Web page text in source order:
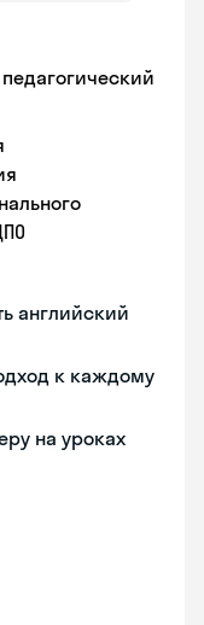
английский
к каждому
на уроках